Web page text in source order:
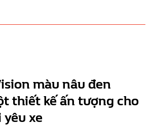
màu nâu đen
thiết kế ấn tượng cho
xe